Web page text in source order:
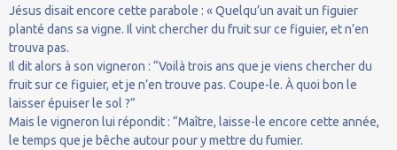
Jésus disait encore cette parabole : « Quelqu’un avait un figuier
planté dans sa vigne. Il vint chercher du fruit sur ce figuier, et n’en
trouva pas.
Il dit alors à son vigneron : “Voilà trois ans que je viens chercher du
fruit sur ce figuier, et je n’en trouve pas. Coupe-le. À quoi bon le
laisser épuiser le sol ?”
Mais le vigneron lui répondit : “Maître, laisse-le encore cette année,
le temps que je bêche autour pour y mettre du fumier.